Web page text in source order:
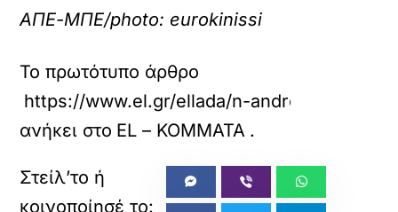
ΑΠΕ-ΜΠΕ/photo: eurokinissi
Το πρωτότυπο άρθρο
https://www.el.gr/ellada/n-androylakis-i-
ανήκει στο EL – ΚΟΜΜΑΤΑ .